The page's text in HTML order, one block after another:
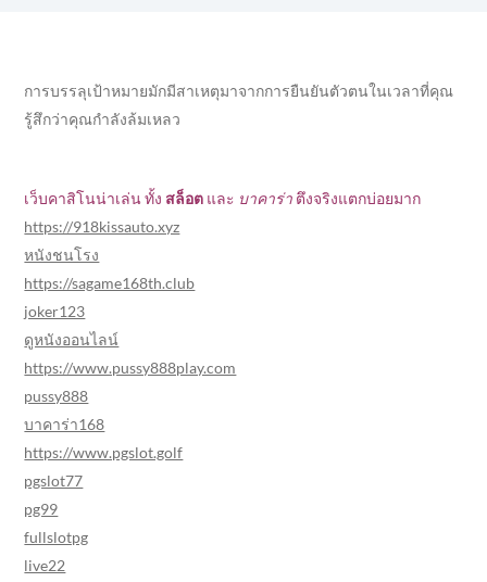
รื่
ง
การบรรลุเป้าหมายมักมีสาเหตุมาจากการยืนยันตัวตนในเวลาที่คุณ
รู้สึกว่าคุณกำลังล้มเหลว
เว็บคาสิโนน่าเล่น ทั้ง สล็อต และ บาคาร่า ตึงจริงแตกบ่อยมาก
https://918kissauto.xyz
หนังชนโรง
https://sagame168th.club
joker123
ดูหนังออนไลน์
https://www.pussy888play.com
pussy888
บาคาร่า168
https://www.pgslot.golf
pgslot77
pg99
fullslotpg
live22